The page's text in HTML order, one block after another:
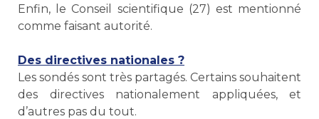
Enfin, le Conseil scientifique (27) est mentionné
comme faisant autorité.
Des directives nationales ?
Les sondés sont très partagés. Certains souhaitent
des directives nationalement appliquées, et
d’autres pas du tout.